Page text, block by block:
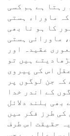
رہتا ہے ہم کسی
ماوراء ہستی
کا ہو نا بھی
ماورائی ہستی
عقیدہ اور
ہیں تو
اس کی پیروی
جن لوگوں پر
کے اندر خدا
بلند دلائل
کی طرز فکر میں
حقیقت اس طرف
عالم ہے جس